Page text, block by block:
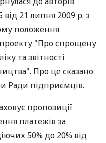
21 липня 2009 р. з
положення
"Про спрощену
та звітності
Про це сказано
Ради підприємців.
пропозиції
платежів за
50% до 20% від